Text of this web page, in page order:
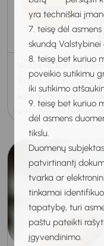
yra techniškai
7. teisę dėl
skundą Valstybinei
8. teisę bet kuriuo
poveikio
iki sutikimo
9. teisę bet kuriuo
dėl asmens
tikslu.
Duomenų
patvirtinantį
tvarka ar
tinkamai
tapatybę, turi
paštu pateikti
įgyvendinimo.
2026
Nežinote, kokia
Svarstote apie naują
konsultantas gali